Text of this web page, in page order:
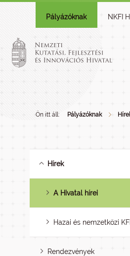
Pályázóknak NKFI
Ön itt áll: Pályázóknak
Hírek
A Hivatal hírei
Hazai és nemzetközi
Rendezvények